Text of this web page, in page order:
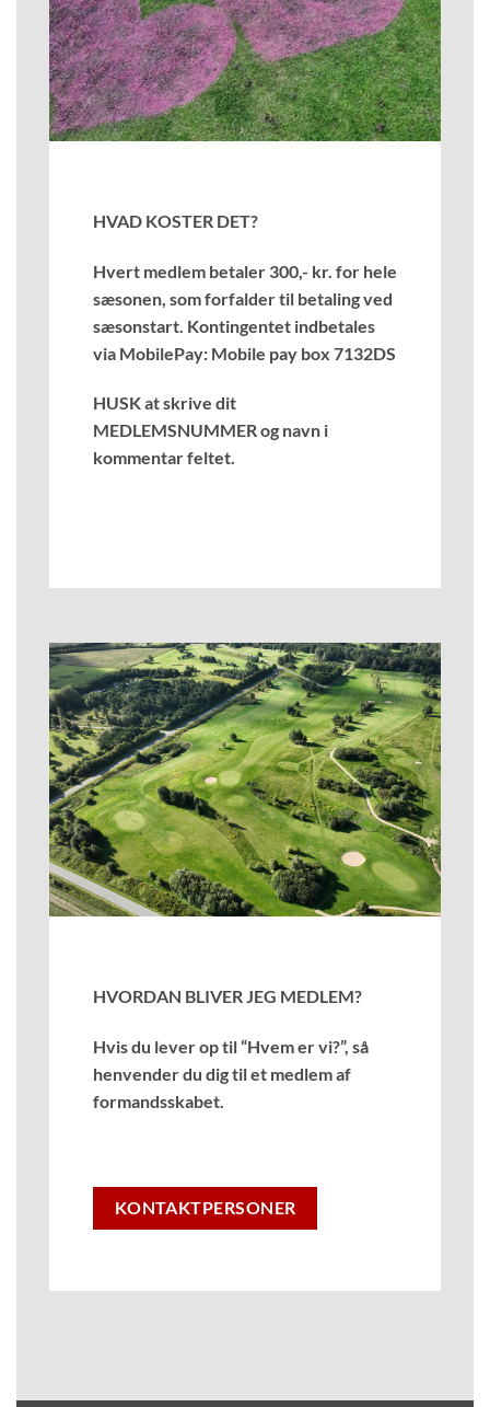
HVAD KOSTER DET?
Hvert medlem betaler 300,- kr. for hele
sæsonen, som forfalder til betaling ved
sæsonstart. Kontingentet indbetales
via MobilePay: Mobile pay box 7132DS
HUSK at skrive dit
MEDLEMSNUMMER og navn i
kommentar feltet.
HVORDAN BLIVER JEG MEDLEM?
Hvis du lever op til “Hvem er vi?”, så
henvender du dig til et medlem af
formandsskabet.
KONTAKTPERSONER